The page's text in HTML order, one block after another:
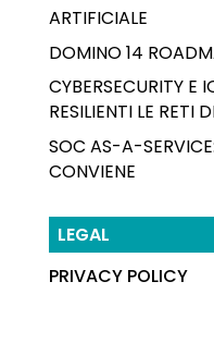
ARTIFICIALE
DOMINO 14
CYBERSECURITY E
RESILIENTI LE RETI
SOC AS-A-
CONVIENE
LEGAL
PRIVACY POLICY